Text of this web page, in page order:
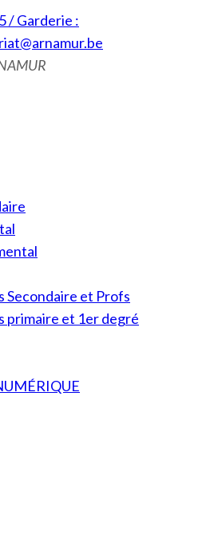
/ Garderie :
Secondaire et Profs
primaire et 1er degré